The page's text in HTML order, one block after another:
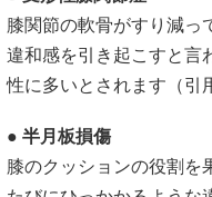
膝関節の軟骨がすり減っ
違和感を引き起こすと言
性に多いとされます（引
● 半月板損傷
膝のクッションの役割を